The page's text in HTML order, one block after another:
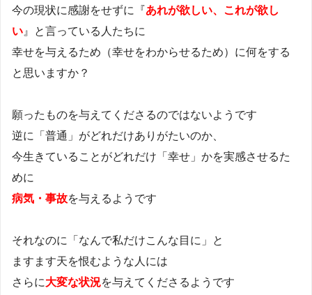
今の現状に感謝をせずに『あれが欲しい、これが欲し
い 』と言っている人たちに
幸せを与えるため（幸せをわからせるため）に何をする
と思いますか？
願ったものを与えてくださるのではないようです
逆に「普通」がどれだけありがたいのか、
今生きていることがどれだけ「幸せ」かを実感させるた
めに
病気・事故を与えるようです
それなのに「なんで私だけこんな目に」と
ますます天を恨むような人には
さらに大変な状況を与えてくださるようです